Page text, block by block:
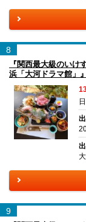
8
『関西最大級のい
浜「大河ドラマ館」
9